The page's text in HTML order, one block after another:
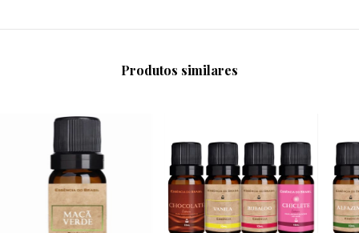
Produtos similares